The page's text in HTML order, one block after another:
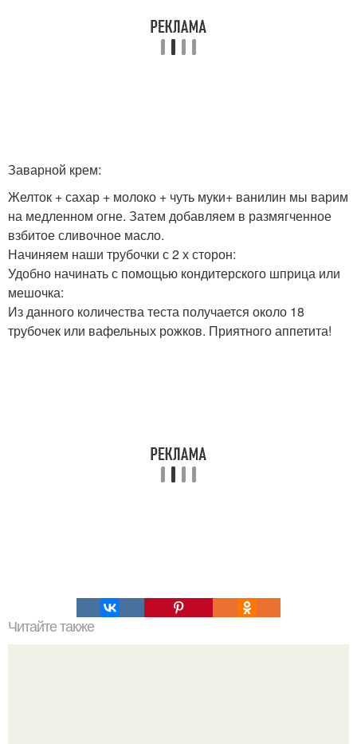
Заварной крем:
Желток + сахар + молоко + чуть муки+ ванилин мы варим
на медленном огне. Затем добавляем в размягченное
взбитое сливочное масло.
Начиняем наши трубочки с 2 х сторон:
Удобно начинать с помощью кондитерского шприца или
мешочка:
Из данного количества теста получается около 18
трубочек или вафельных рожков. Приятного аппетита!
Читайте также